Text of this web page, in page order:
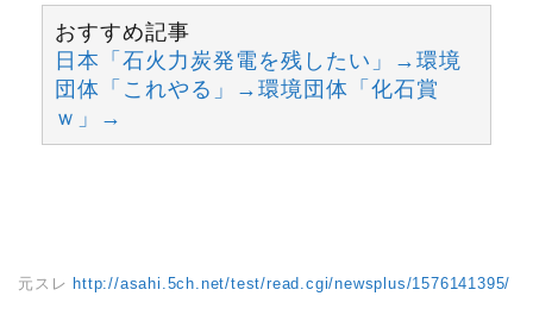
おすすめ記事
日本「石火力炭発電を残したい」→環境
団体「これやる」→環境団体「化石賞
ｗ」→
元スレ http://asahi.5ch.net/test/read.cgi/newsplus/1576141395/